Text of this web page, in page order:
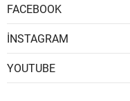
FACEBOOK
İNSTAGRAM
YOUTUBE